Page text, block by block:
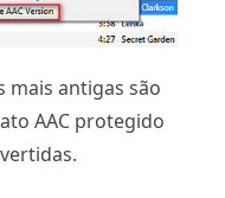
mais antigas são
AAC protegido